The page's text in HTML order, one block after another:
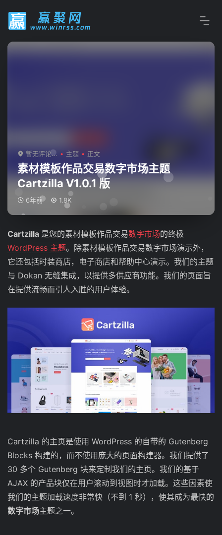
暂无评论... 主题 正文
素材模板作品交易数字市场主题
Cartzilla V1.0.1 版
6年前 1.8K
Cartzilla 是您的素材模板作品交易数字市场的终极
WordPress 主题。除素材模板作品交易数字市场演示外，
它还包括时装商店，电子商店和帮助中心演示。我们的主题
与 Dokan 无缝集成，以提供多供应商功能。我们的页面旨
在提供流畅而引人入胜的用户体验。
Cartzilla 的主页是使用 WordPress 的自带的 Gutenberg
Blocks 构建的，而不使用庞大的页面构建器。我们提供了
30 多个 Gutenberg 块来定制我们的主页。我们的基于
AJAX 的产品块仅在用户滚动到视图时才加载。这些因素使
我们的主题加载速度非常快（不到 1 秒），使其成为最快的
数字市场主题之一。